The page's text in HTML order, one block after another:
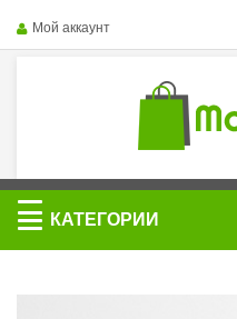
Мой аккаунт
Категории
КАТЕГОРИИ